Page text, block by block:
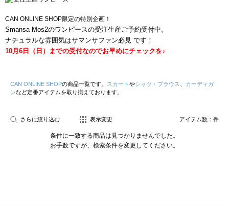
CAN ONLINE SHOP限定の特別企画！
Smansa Mos2のワンピースの受注生産ご予約受付中。
ナチュラルな雰囲気はサマンサファン必見 です！
10月6日（日）までの受付なのでお早めにチェックを♪
CAN ONLINE SHOPの商品一覧です。 スカート やシャツ・ブラウス
カーディガ
ンなど定番アイテムを取り揃えております。
さらに絞り込む 表示変更 アイテム数： 件
条件に一致する商品は見つかりませんでした。
お手数ですが、検索条件を変更してください。